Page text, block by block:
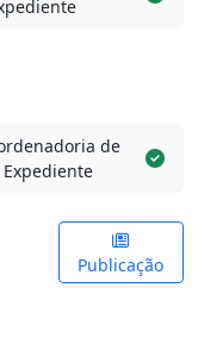
de
Expediente
Publicação